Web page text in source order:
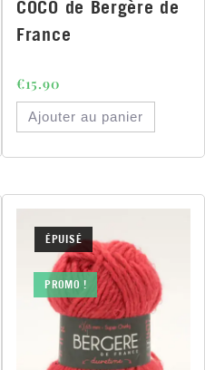
COCO de Bergère de
France
€15.90
Ajouter au panier
ÉPUISÉ
PROMO !